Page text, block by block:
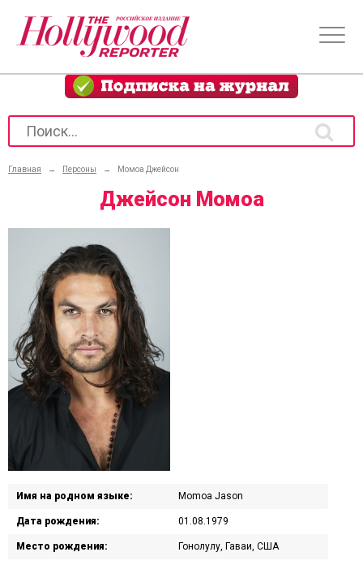
Главная → Персоны → Момоа Джейсон
Джейсон Момоа
Имя на родном языке: Momoa Jason
Дата рождения: 01.08.1979
Место рождения: Гонолулу, Гаваи, США